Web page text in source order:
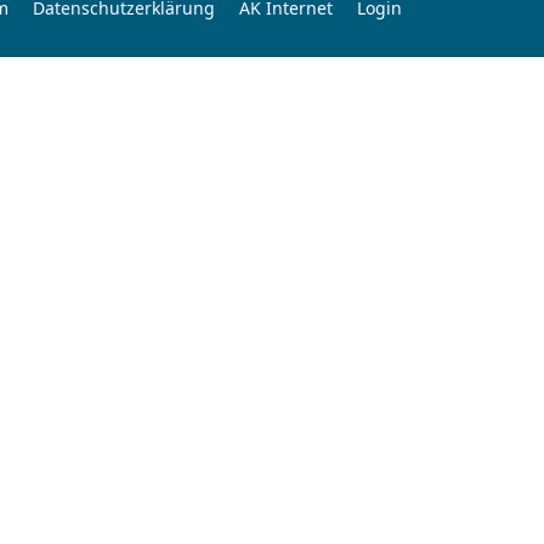
Datenschutzerklärung AK Internet Login